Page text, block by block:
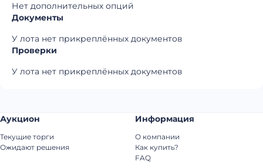
Нет дополнительных опций
Документы
У лота нет прикреплённых документов
Проверки
У лота нет прикреплённых документов
Аукцион
Текущие торги
Ожидают решения
Информация
О компании
Как купить?
FAQ